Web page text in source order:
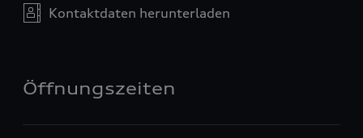
Kontaktdaten herunterladen
Öffnungszeiten